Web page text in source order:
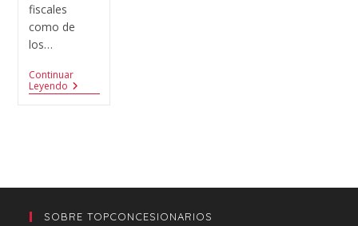
fiscales
como de
los…
Continuar
Leyendo
SOBRE TOPCONCESIONARIOS